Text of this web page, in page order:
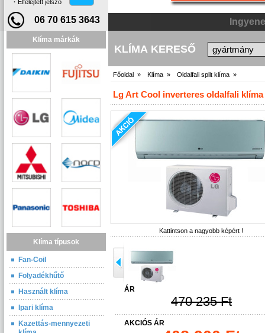
· Elfelejtett jelszó
06 70 615 3643
Klíma márkák
Klíma típusok
Fan-Coil
Folyadékhűtő
Használt klíma
Ipari klíma
Kazettás-mennyezeti
KLÍMA KERESŐ
Főoldal » Klíma » Oldalfali split klíma »
Lg Art Cool inverteres oldalfali klíma
Kattintson a nagyobb képért !
ÁR
470 235 Ft
AKCIÓS ÁR